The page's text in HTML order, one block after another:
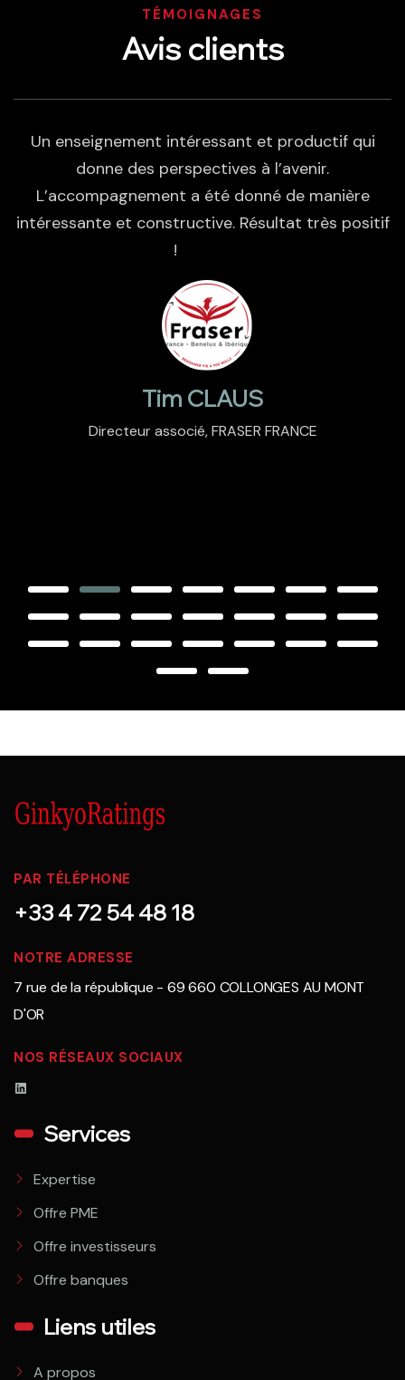
TÉMOIGNAGES
Avis clients
Un enseignement intéressant et productif qui
donne des perspectives à l’avenir.
L’accompagnement a été donné de manière
intéressante et constructive. Résultat très positif
!
Tim CLAUS
Directeur associé, FRASER FRANCE
PAR TÉLÉPHONE
+33 4 72 54 48 18
NOTRE ADRESSE
7 rue de la république - 69 660 COLLONGES AU MONT
D'OR
NOS RÉSEAUX SOCIAUX
Services
Expertise
Offre PME
Offre investisseurs
Offre banques
Liens utiles
A propos